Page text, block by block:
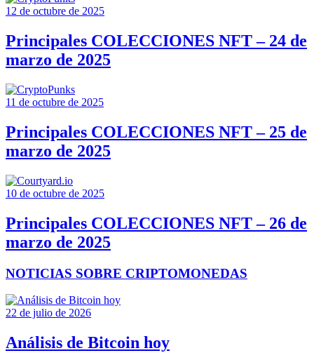
12 de octubre de 2025
Principales COLECCIONES NFT – 24 de
marzo de 2025
11 de octubre de 2025
Principales COLECCIONES NFT – 25 de
marzo de 2025
10 de octubre de 2025
Principales COLECCIONES NFT – 26 de
marzo de 2025
NOTICIAS SOBRE CRIPTOMONEDAS
22 de julio de 2026
Análisis de Bitcoin hoy